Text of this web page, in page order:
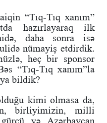
“Tıq-Tıq xanım”
hazırlayaraq ilk
daha sonra isə
nümayiş etdirdik.
heç bir sponsor
“Tıq-Tıq xanım”la
bildik?
kimi olmasa da,
birliyimizin, milli
və Azərbaycan